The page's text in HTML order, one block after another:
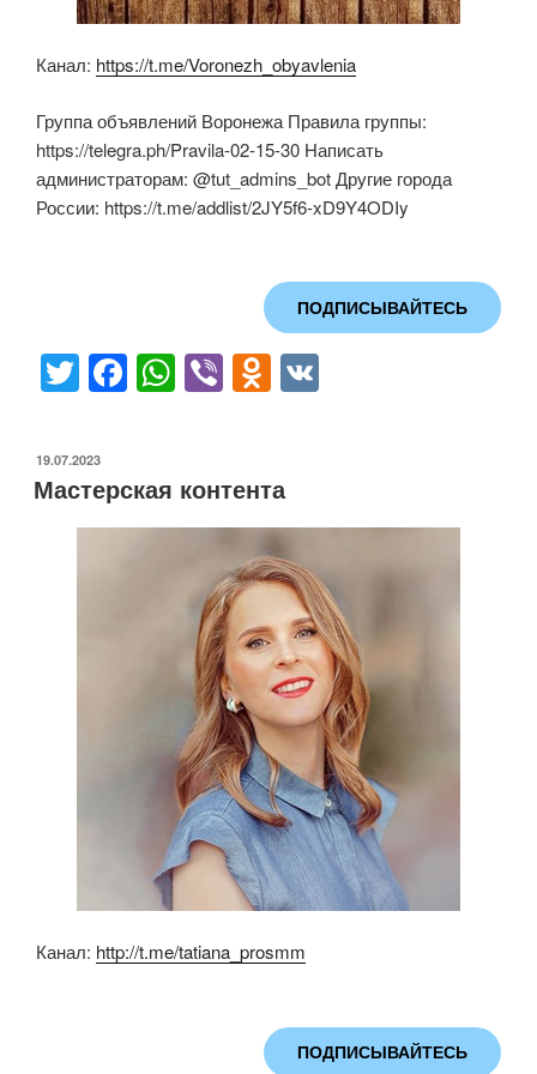
Канал: https://t.me/Voronezh_obyavlenia
Группа объявлений Воронежа Правила группы:
https://telegra.ph/Pravila-02-15-30 Написать
администраторам: @tut_admins_bot Другие города
России: https://t.me/addlist/2JY5f6-xD9Y4ODIy
ПОДПИСЫВАЙТЕСЬ
T
wi
tt
er
F
a
e
b
W
h
s
A
p
Vi
b
O
d
o
kl
a
ss
ni
ki
ОПУБЛИКОВАНО
19.07.2023
Мастерская контента
Канал: http://t.me/tatiana_prosmm
ПОДПИСЫВАЙТЕСЬ